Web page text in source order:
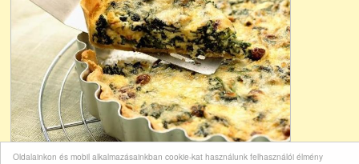
Oldalainkon és mobil alkalmazásainkban cookie-kat használunk felhasználói élmény